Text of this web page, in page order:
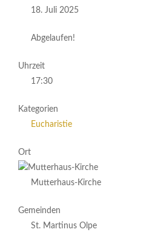
18. Juli 2025
Abgelaufen!
Uhrzeit
17:30
Kategorien
Eucharistie
Ort
Mutterhaus-Kirche
Gemeinden
St. Martinus Olpe